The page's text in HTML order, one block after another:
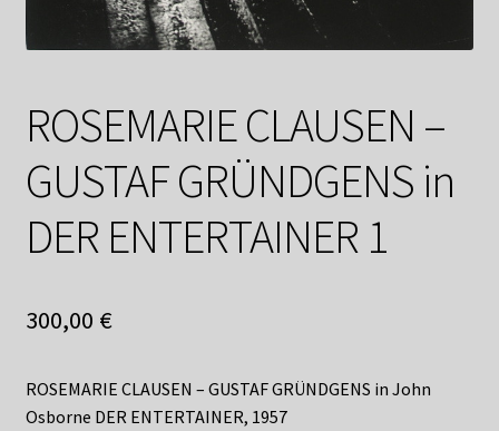
Shop
Suchservice
Versandkosten / Lieferung
Warenkorb
ROSEMARIE CLAUSEN –
GUSTAF GRÜNDGENS in
DER ENTERTAINER 1
300,00 €
ROSEMARIE CLAUSEN – GUSTAF GRÜNDGENS in John
Osborne DER ENTERTAINER, 1957